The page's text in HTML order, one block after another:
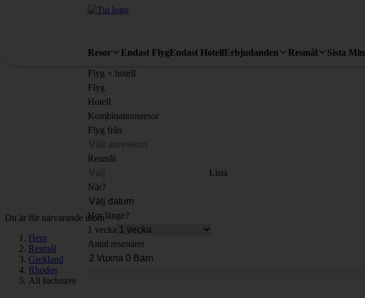
Resor Endast FlygEndast HotellErbjudanden Resmål Sista
Flyg + hotell
Flyg
Hotell
Kombinationsresor
Flyg från
Resmål
Lista
När?
Hur länge?
1 vecka
Antal resenärer
Du är för närvarande inom
Hem
Resmål
Grekland
Rhodos
All Inclusive